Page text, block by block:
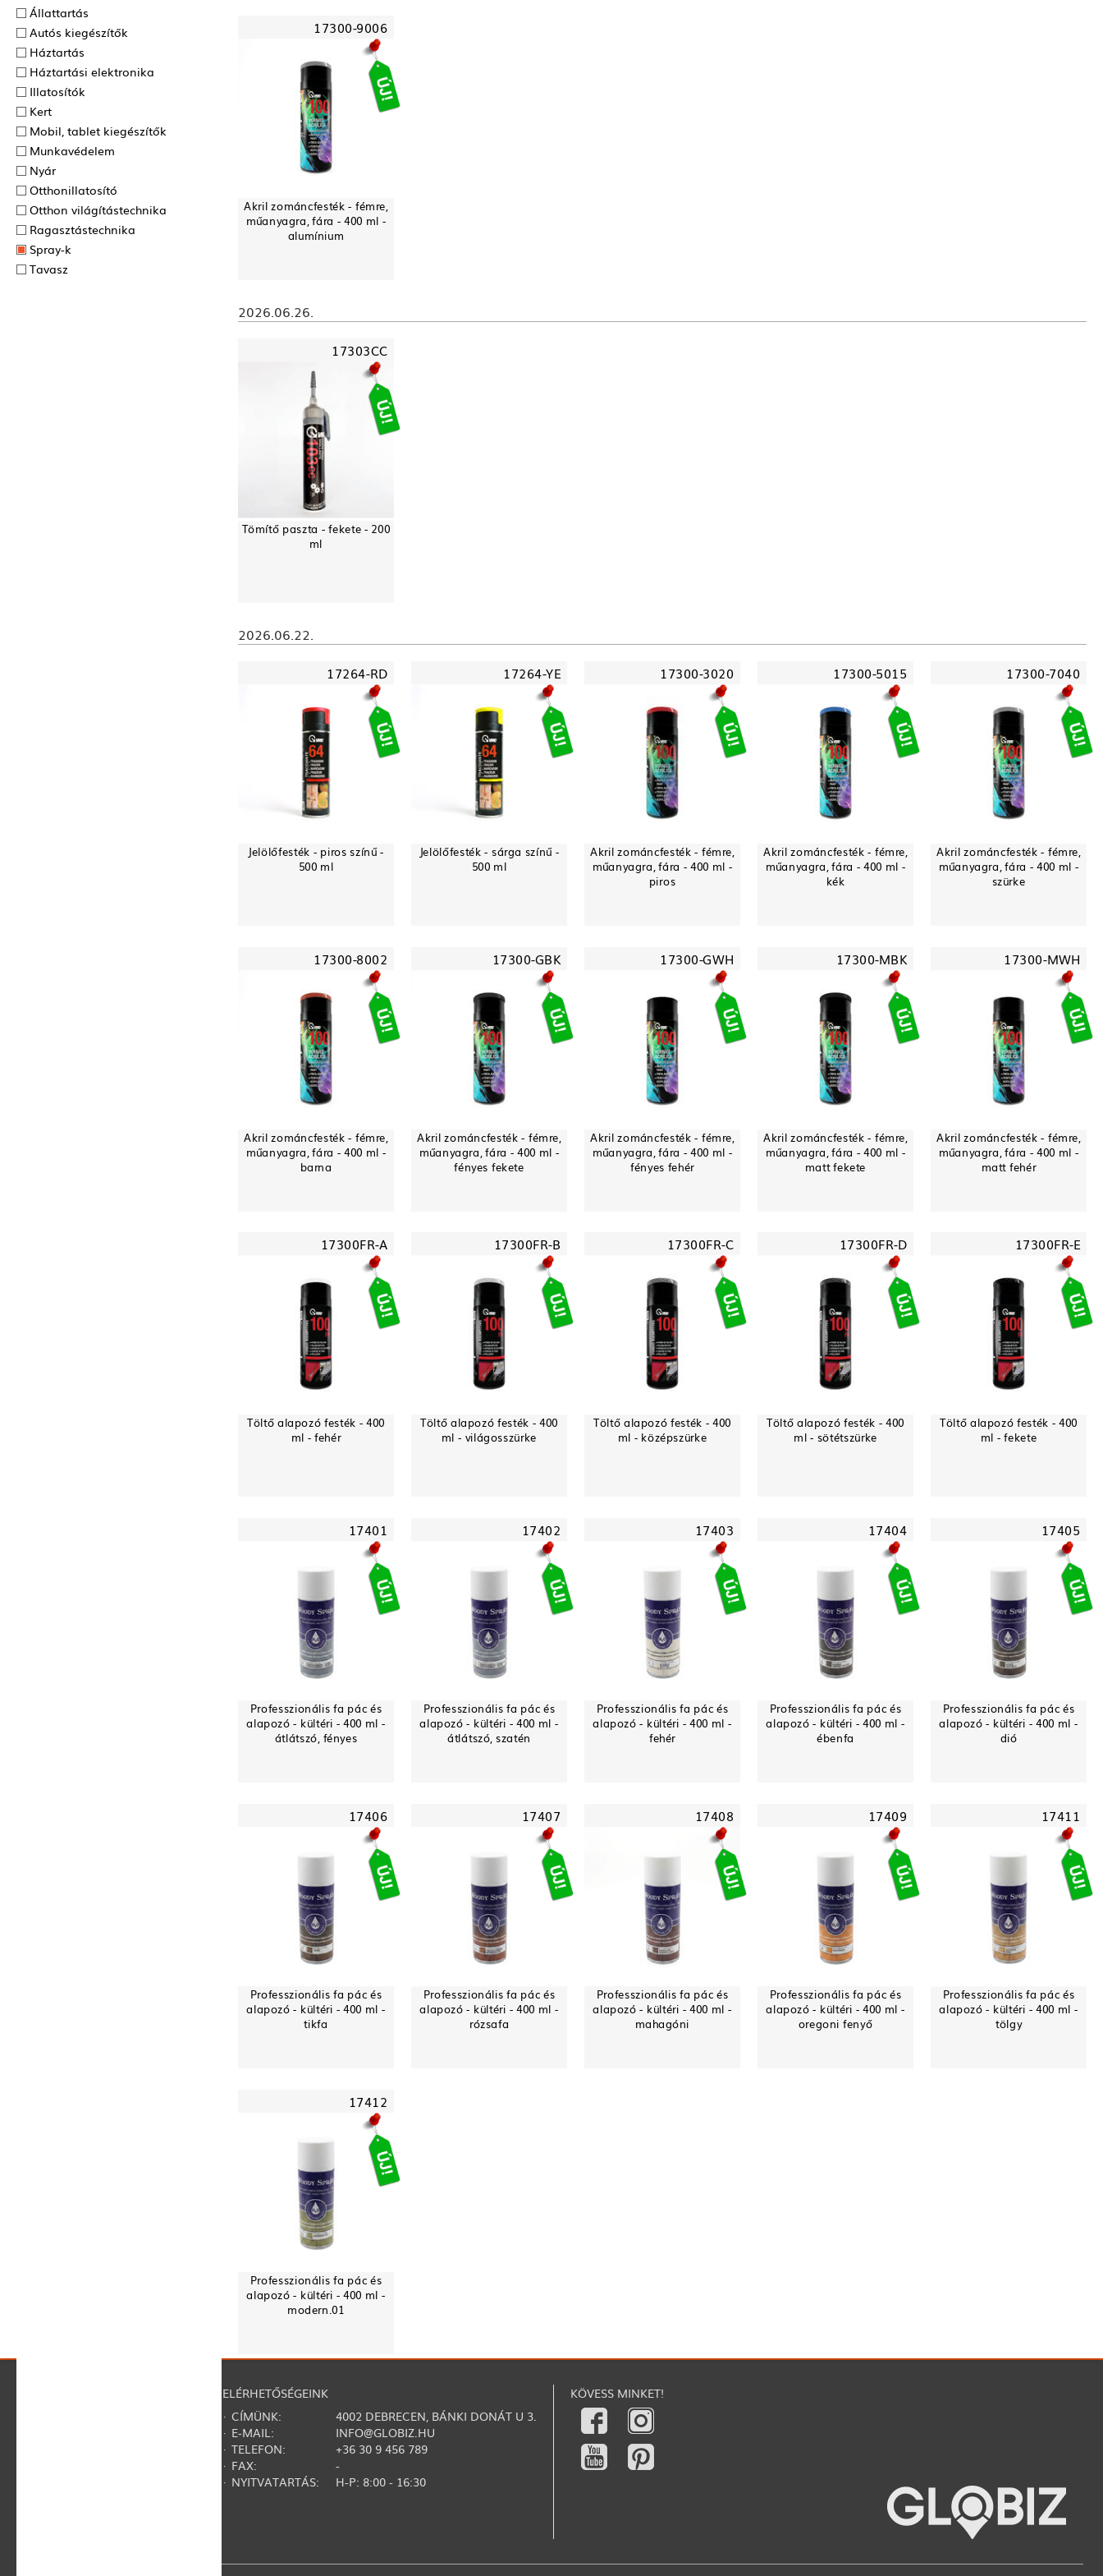
Állattartás
Autós kiegészítők
Háztartás
Háztartási elektronika
Illatosítók
Kert
Mobil, tablet kiegészítők
Munkavédelem
Nyár
Otthonillatosító
Otthon világítástechnika
Ragasztás­technika
Spray-k
Tavasz
17300-9006
Akril zománcfesték - fémre,
műanyagra, fára - 400 ml -
alumínium
2026.06.26.
17303CC
Tömítő paszta - fekete - 200
ml
2026.06.22.
17264-RD
Jelölőfesték - piros színű -
500 ml
17264-YE
Jelölőfesték - sárga színű -
500 ml
17300-3020
Akril zománcfesték - fémre,
műanyagra, fára - 400 ml -
piros
17300-5015
Akril zománcfesték - fémre,
műanyagra, fára - 400 ml -
kék
17300-7040
Akril zománcfesték - fémre,
műanyagra, fára - 400 ml -
szürke
17300-8002
Akril zománcfesték - fémre,
műanyagra, fára - 400 ml -
barna
17300-GBK
Akril zománcfesték - fémre,
műanyagra, fára - 400 ml -
fényes fekete
17300-GWH
Akril zománcfesték - fémre,
műanyagra, fára - 400 ml -
fényes fehér
17300-MBK
Akril zománcfesték - fémre,
műanyagra, fára - 400 ml -
matt fekete
17300-MWH
Akril zománcfesték - fémre,
műanyagra, fára - 400 ml -
matt fehér
17300FR-A
Töltő alapozó festék - 400
ml - fehér
17300FR-B
Töltő alapozó festék - 400
ml - világosszürke
17300FR-C
Töltő alapozó festék - 400
ml - középszürke
17300FR-D
Töltő alapozó festék - 400
ml - sötétszürke
17300FR-E
Töltő alapozó festék - 400
ml - fekete
17401
Professzionális fa pác és
alapozó - kültéri - 400 ml -
átlátszó, fényes
17402
Professzionális fa pác és
alapozó - kültéri - 400 ml -
átlátszó, szatén
17403
Professzionális fa pác és
alapozó - kültéri - 400 ml -
fehér
17404
Professzionális fa pác és
alapozó - kültéri - 400 ml -
ébenfa
17405
Professzionális fa pác és
alapozó - kültéri - 400 ml -
dió
17406
Professzionális fa pác és
alapozó - kültéri - 400 ml -
tikfa
17407
Professzionális fa pác és
alapozó - kültéri - 400 ml -
rózsafa
17408
Professzionális fa pác és
alapozó - kültéri - 400 ml -
mahagóni
17409
Professzionális fa pác és
alapozó - kültéri - 400 ml -
oregoni fenyő
17411
Professzionális fa pác és
alapozó - kültéri - 400 ml -
tölgy
17412
Professzionális fa pác és
alapozó - kültéri - 400 ml -
modern.01
ELÉRHETŐSÉGEINK
· CÍMÜNK:
4002 DEBRECEN, BÁNKI DONÁT U 3.
· E-MAIL:
INFO@GLOBIZ.HU
· TELEFON:
+36 30 9 456 789
· FAX:
-
· NYITVATARTÁS:
H-P: 8:00 - 16:30
KÖVESS MINKET!